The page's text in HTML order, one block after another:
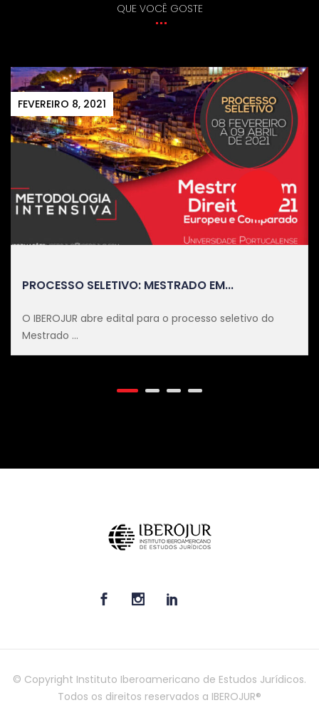
QUE VOCÊ GOSTE
FEVEREIRO 8, 2021
PROCESSO SELETIVO: MESTRADO EM...
O IBEROJUR abre edital para o processo seletivo do
Mestrado ...
© Copyright Instituto Iberoamericano de Estudos Jurídicos.
Todos os direitos reservados a IBEROJUR®